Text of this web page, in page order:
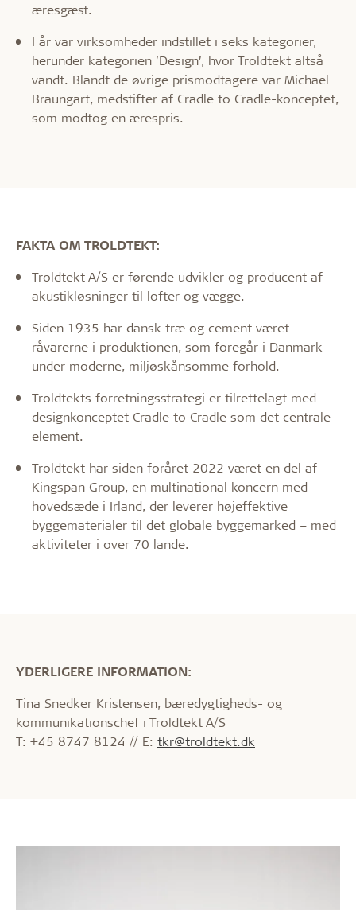
æresgæst.
I år var virksomheder indstillet i seks kategorier,
herunder kategorien ’Design’, hvor Troldtekt altså
vandt. Blandt de øvrige prismodtagere var Michael
Braungart, medstifter af Cradle to Cradle-konceptet,
som modtog en ærespris.
FAKTA OM TROLDTEKT:
Troldtekt A/S er førende udvikler og producent af
akustikløsninger til lofter og vægge.
Siden 1935 har dansk træ og cement været
råvarerne i produktionen, som foregår i Danmark
under moderne, miljøskånsomme forhold.
Troldtekts forretningsstrategi er tilrettelagt med
designkonceptet Cradle to Cradle som det centrale
element.
Troldtekt har siden foråret 2022 været en del af
Kingspan Group, en multinational koncern med
hovedsæde i Irland, der leverer højeffektive
byggematerialer til det globale byggemarked – med
aktiviteter i over 70 lande.
YDERLIGERE INFORMATION:
Tina Snedker Kristensen, bæredygtigheds- og
kommunikationschef i Troldtekt A/S
T: +45 8747 8124 // E: tkr@troldtekt.dk